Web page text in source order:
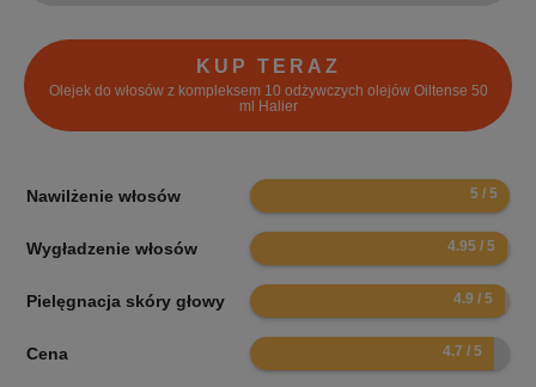
KUP TERAZ
Olejek do włosów z kompleksem 10 odżywczych olejów Oiltense 50
ml Halier
Nawilżenie włosów 10
Wygładzenie włosów 9.9
Pielęgnacja skóry głowy 9.8
Cena 9.4